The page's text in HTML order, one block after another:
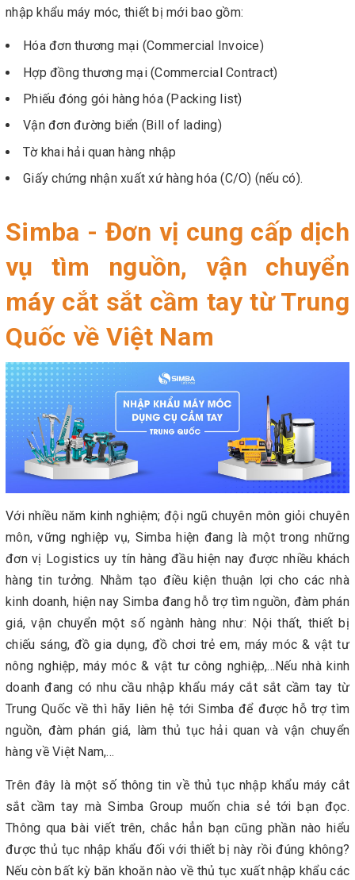
nhập khẩu máy móc, thiết bị mới bao gồm:
Hóa đơn thương mại (Commercial Invoice)
Hợp đồng thương mại (Commercial Contract)
Phiếu đóng gói hàng hóa (Packing list)
Vận đơn đường biển (Bill of lading)
Tờ khai hải quan hàng nhập
Giấy chứng nhận xuất xứ hàng hóa (C/O) (nếu có).
Simba - Đơn vị cung cấp dịch
vụ tìm nguồn, vận chuyển
máy cắt sắt cầm tay từ Trung
Quốc về Việt Nam
Với nhiều năm kinh nghiệm; đội ngũ chuyên môn giỏi chuyên
môn, vững nghiệp vụ, Simba hiện đang là một trong những
đơn vị Logistics uy tín hàng đầu hiện nay được nhiều khách
hàng tin tưởng. Nhằm tạo điều kiện thuận lợi cho các nhà
kinh doanh, hiện nay Simba đang hỗ trợ tìm nguồn, đàm phán
giá, vận chuyển một số ngành hàng như: Nội thất, thiết bị
chiếu sáng, đồ gia dụng, đồ chơi trẻ em, máy móc & vật tư
nông nghiệp, máy móc & vật tư công nghiệp,...Nếu nhà kinh
doanh đang có nhu cầu nhập khẩu máy cắt sắt cầm tay từ
Trung Quốc về thì hãy liên hệ tới Simba để được hỗ trợ tìm
nguồn, đàm phán giá, làm thủ tục hải quan và vận chuyển
hàng về Việt Nam,...
Trên đây là một số thông tin về thủ tục nhập khẩu máy cắt
sắt cầm tay mà Simba Group muốn chia sẻ tới bạn đọc.
Thông qua bài viết trên, chắc hẳn bạn cũng phần nào hiểu
được thủ tục nhập khẩu đối với thiết bị này rồi đúng không?
Nếu còn bất kỳ băn khoăn nào về thủ tục xuất nhập khẩu các